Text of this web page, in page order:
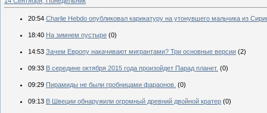
20:54 Charlie Hebdo опубликовал карикатуру на утонувшего мальчика из
18:40 На зимнем пустыре (0)
14:53 Зачем Европу накачивают мигрантами? Три основные версии (2)
09:33 В середине октября 2015 года произойдет Парад планет. (0)
09:29 Пирамиды не были гробницами фараонов. (0)
09:13 В Швеции обнаружили огромный древний двойной кратер (0)